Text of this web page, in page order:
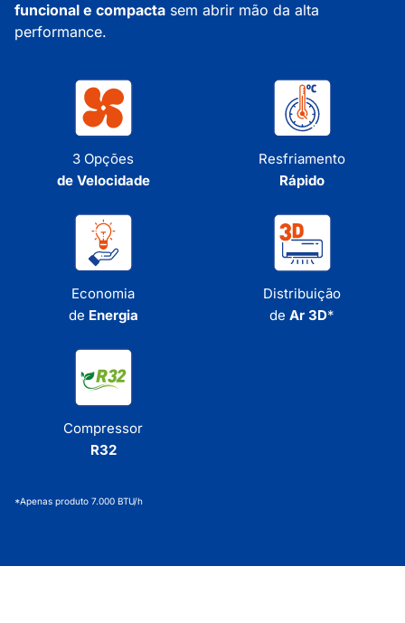
funcional e compacta sem abrir mão da alta
performance.
3 Opções
de Velocidade
Resfriamento
Rápido
Economia
de Energia
Distribuição
de Ar 3D*
Compressor
R32
*Apenas produto 7.000 BTU/h